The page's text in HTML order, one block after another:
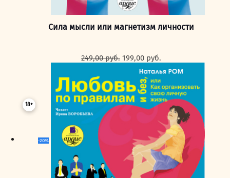
Сила мысли или магнетизм личности
249,00руб. Первоначальная
составляла
249,00 руб..
199,00 руб.
199,00 руб..
18+
-20%